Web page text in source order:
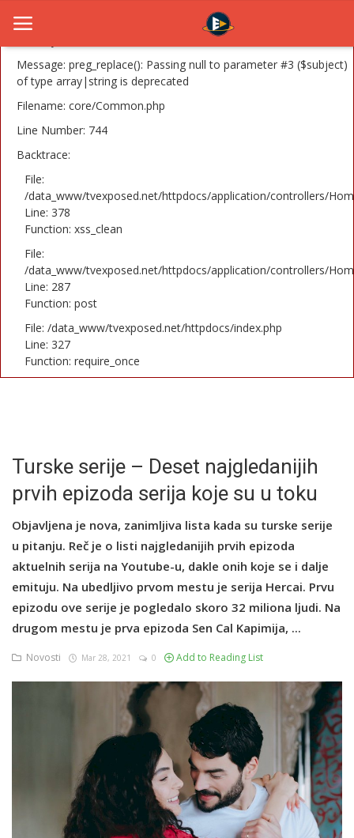
A PHP Error was encountered
Message: preg_replace(): Passing null to parameter #3 ($subject)
of type array|string is deprecated
Filename: core/Common.php
Line Number: 744
Backtrace:
File:
/data_www/tvexposed.net/httpdocs/application/controllers/
Line: 378
Function: xss_clean
File:
/data_www/tvexposed.net/httpdocs/application/controllers/
Line: 287
Function: post
File: /data_www/tvexposed.net/httpdocs/index.php
Line: 327
Function: require_once
Home
TV Serije
Filmovi
Glumci
Contact
Register
Turske serije – Deset najgledanijih
prvih epizoda serija koje su u toku
Objavljena je nova, zanimljiva lista kada su turske serije
u pitanju. Reč je o listi najgledanijih prvih epizoda
aktuelnih serija na Youtube-u, dakle onih koje se i dalje
emituju. Na ubedljivo prvom mestu je serija Hercai. Prvu
epizodu ove serije je pogledalo skoro 32 miliona ljudi. Na
drugom mestu je prva epizoda Sen Cal Kapimija, ...
Novosti Mar 28, 2021 0 Add to Reading List